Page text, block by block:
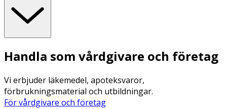
Handla som vårdgivare och företag
Vi erbjuder läkemedel, apoteksvaror,
förbrukningsmaterial och utbildningar.
För vårdgivare och företag